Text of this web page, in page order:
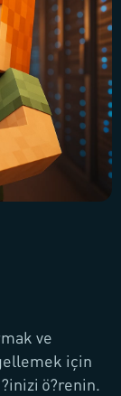
ve
için
ö?renin.